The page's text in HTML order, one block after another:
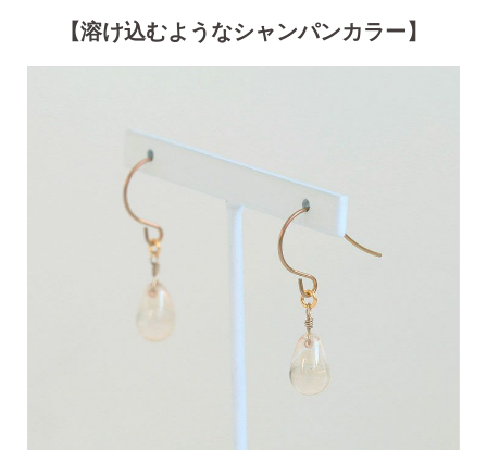
お買い物について
【溶け込むようなシャンパンカラー】